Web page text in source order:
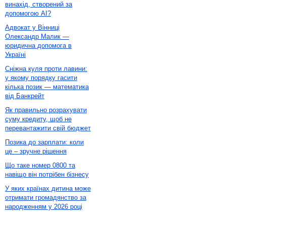
винахід, створений за
допомогою AI?
Адвокат у Вінниці
Олександр Малик —
юридична допомога в
Україні
Сніжна куля проти лавини:
у якому порядку гасити
кілька позик — математика
від Банкрейт
Як правильно розрахувати
суму кредиту, щоб не
перевантажити свій бюджет
Позика до зарплати: коли
це – зручне рішення
Що таке номер 0800 та
навіщо він потрібен бізнесу
У яких країнах дитина може
отримати громадянство за
народженням у 2026 році